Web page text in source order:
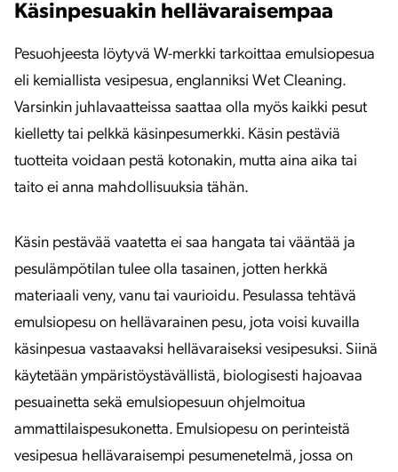
Käsinpesuakin hellävaraisempaa
Pesuohjeesta löytyvä W-merkki tarkoittaa emulsiopesua
eli kemiallista vesipesua, englanniksi Wet Cleaning.
Varsinkin juhlavaatteissa saattaa olla myös kaikki pesut
kielletty tai pelkkä käsinpesumerkki. Käsin pestäviä
tuotteita voidaan pestä kotonakin, mutta aina aika tai
taito ei anna mahdollisuuksia tähän.
Käsin pestävää vaatetta ei saa hangata tai vääntää ja
pesulämpötilan tulee olla tasainen, jotten herkkä
materiaali veny, vanu tai vaurioidu. Pesulassa tehtävä
emulsiopesu on hellävarainen pesu, jota voisi kuvailla
käsinpesua vastaavaksi hellävaraiseksi vesipesuksi. Siinä
käytetään ympäristöystävällistä, biologisesti hajoavaa
pesuainetta sekä emulsiopesuun ohjelmoitua
ammattilaispesukonetta. Emulsiopesu on perinteistä
vesipesua hellävaraisempi pesumenetelmä, jossa on